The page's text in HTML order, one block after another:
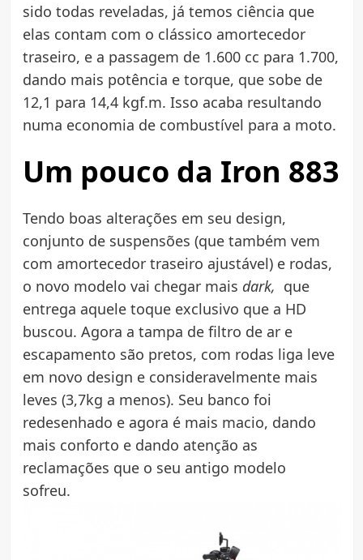
sido todas reveladas, já temos ciência que
elas contam com o clássico amortecedor
traseiro, e a passagem de 1.600 cc para 1.700,
dando mais potência e torque, que sobe de
12,1 para 14,4 kgf.m. Isso acaba resultando
numa economia de combustível para a moto.
Um pouco da Iron 883
Tendo boas alterações em seu design,
conjunto de suspensões (que também vem
com amortecedor traseiro ajustável) e rodas,
o novo modelo vai chegar mais dark, que
entrega aquele toque exclusivo que a HD
buscou. Agora a tampa de filtro de ar e
escapamento são pretos, com rodas liga leve
em novo design e consideravelmente mais
leves (3,7kg a menos). Seu banco foi
redesenhado e agora é mais macio, dando
mais conforto e dando atenção as
reclamações que o seu antigo modelo
sofreu.